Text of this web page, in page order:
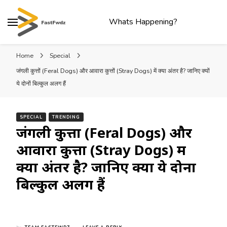
Whats Happening?
Home
Special
जंगली कुत्तों (Feral Dogs) और आवारा कुत्तों (Stray Dogs) में क्या अंतर है? जानिए क्यों
ये दोनों बिल्कुल अलग हैं
SPECIAL TRENDING
जंगली कुत्तों (Feral Dogs) और
आवारा कुत्तों (Stray Dogs) में
क्या अंतर है? जानिए क्यों ये दोनों
बिल्कुल अलग हैं